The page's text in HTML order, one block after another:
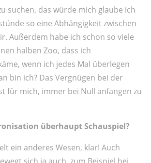
suchen, das würde mich glaube ich
so eine Abhängigkeit zwischen
Außerdem habe ich schon so viele
halben Zoo, dass ich
wenn ich jedes Mal überlegen
bin ich? Das Vergnügen bei der
für mich, immer bei Null anfangen zu
überhaupt Schauspiel?
ein anderes Wesen, klar! Auch